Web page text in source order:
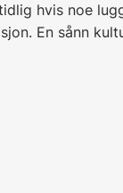
hvis noe
En sånn